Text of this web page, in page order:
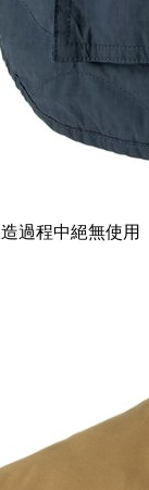
過程中絕無使用